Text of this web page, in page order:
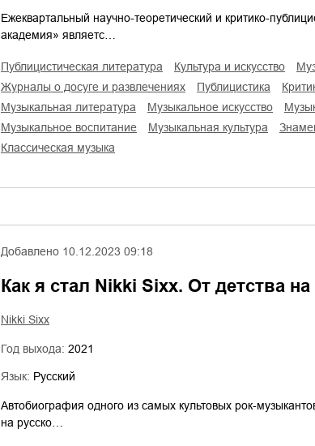
Ежеквартальный научно-теоретический и критико-
академия» являетс…
публицистическая литература культура и искусство
журналы о досуге и развлечениях
публицистика
музыкальная литература
музыкальное искусство
музыкальное воспитание
музыкальная культура
классическая музыка
Добавлено 10.12.2023 09:18
Как я стал Nikki Sixx. От детства
Nikki Sixx
Год выхода: 2021
Язык: Русский
Автобиография одного из самых культовых рок-
на русско…